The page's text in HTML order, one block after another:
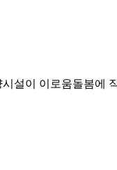
설이 이로움돌봄에